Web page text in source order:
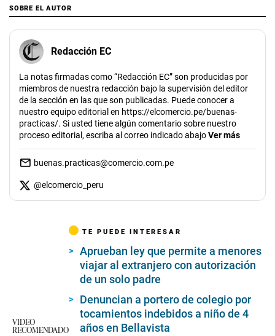
SOBRE EL AUTOR
Redacción EC
La notas firmadas como “Redacción EC” son producidas por
miembros de nuestra redacción bajo la supervisión del editor
de la sección en las que son publicadas. Puede conocer a
nuestro equipo editorial en https://elcomercio.pe/buenas-
practicas/. Si usted tiene algún comentario sobre nuestro
proceso editorial, escriba al correo indicado abajoVer más
buenas.practicas@comercio.com.pe
@elcomercio_peru
VIDEO
RECOMENDADO
TE PUEDE INTERESAR
Aprueban ley que permite a menores
viajar al extranjero con autorización
de un solo padre
Denuncian a portero de colegio por
tocamientos indebidos a niño de 4
años en Bellavista